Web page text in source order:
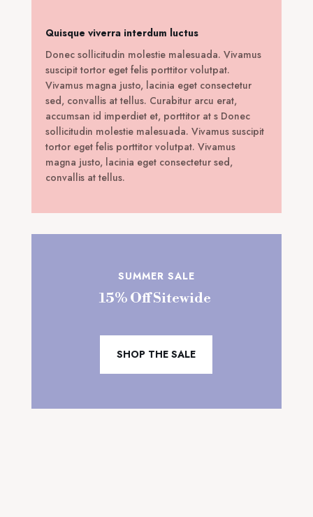
Quisque viverra interdum luctus
Donec sollicitudin molestie malesuada. Vivamus
suscipit tortor eget felis porttitor volutpat.
Vivamus magna justo, lacinia eget consectetur
sed, convallis at tellus. Curabitur arcu erat,
accumsan id imperdiet et, porttitor at s Donec
sollicitudin molestie malesuada. Vivamus suscipit
tortor eget felis porttitor volutpat. Vivamus
magna justo, lacinia eget consectetur sed,
convallis at tellus.
SUMMER SALE
15% Off Sitewide
SHOP THE SALE